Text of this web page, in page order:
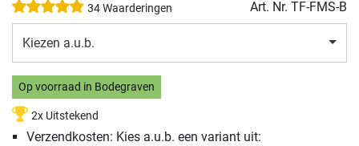
34 Waarderingen Art. Nr. TF-FMS-B
Kiezen a.u.b.
Op voorraad in Bodegraven
2x Uitstekend
Verzendkosten: Kies a.u.b. een variant uit: